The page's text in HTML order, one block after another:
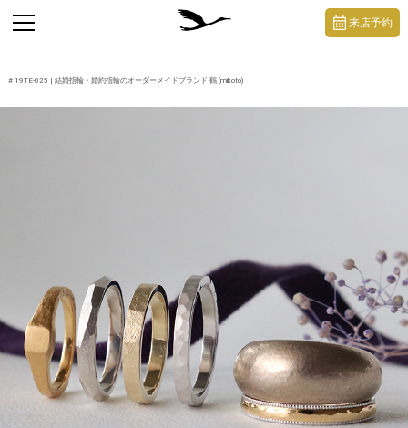
# 19TE-025 | 結婚指輪・婚約指輪のオーダーメイドブランド 鶴 (mikoto)
toggle
navigation
来店予約